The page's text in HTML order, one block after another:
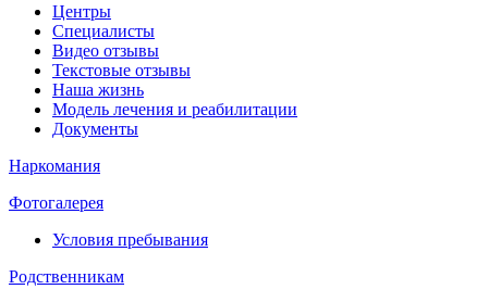
Центры
Специалисты
Видео отзывы
Текстовые отзывы
Наша жизнь
Модель лечения и реабилитации
Документы
Наркомания
Фотогалерея
Условия пребывания
Родственникам